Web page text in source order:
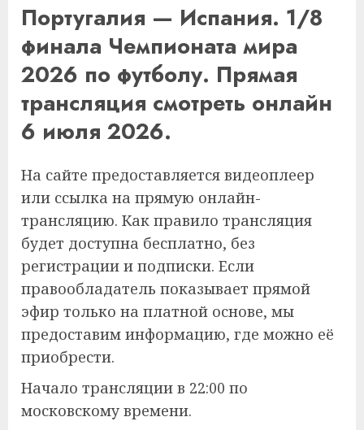
Португалия — Испания. 1/8
финала Чемпионата мира
2026 по футболу. Прямая
трансляция смотреть онлайн
6 июля 2026.
На сайте предоставляется видеоплеер
или ссылка на прямую онлайн-
трансляцию. Как правило трансляция
будет доступна бесплатно, без
регистрации и подписки. Если
правообладатель показывает прямой
эфир только на платной основе, мы
предоставим информацию, где можно её
приобрести.
Начало трансляции в 22:00 по
московскому времени.